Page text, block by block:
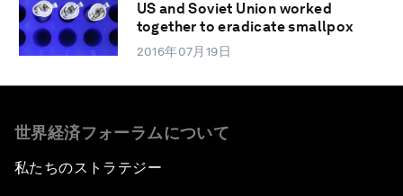
US and Soviet Union worked
together to eradicate smallpox
2016年07月19日
世界経済フォーラムについて
私たちのストラテジー